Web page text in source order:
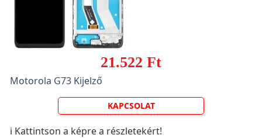
21.522 Ft
Motorola G73 Kijelző
KAPCSOLAT
ℹ️ Kattintson a képre a részletekért!